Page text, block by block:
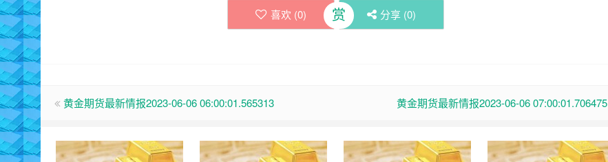
喜欢 (0) 赏 分享 (0)
黄金期货最新情报2023-06-06 06:00:01.565313 黄金期货最新情报2023-06-06 07:00:01.706475